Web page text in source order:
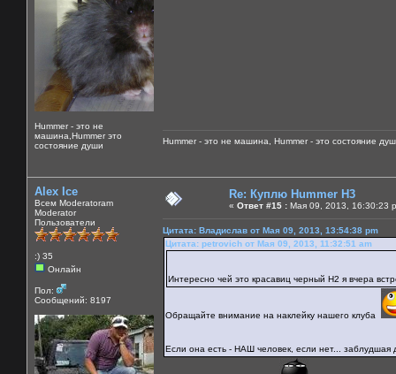
Hummer - это не
машина,Hummer это
состояние души
Hummer - это не машина, Hummer - это состояние
Alex Ice
Всем Moderatoram
Moderator
Пользователи
:) 35
Онлайн
Пол:
Сообщений: 8197
Re: Куплю Hummer H3
« Ответ #15 : Мая 09, 2013, 16:30:23
Цитата: Владислав от Мая 09, 2013, 13:54:38 pm
Цитата: petrovich от Мая 09, 2013, 11:32:51 am
Интересно чей это красавиц черный Н2 я вчера
Обращайте внимание на наклейку нашего клуба
Если она есть - НАШ человек, если нет... заблудшая